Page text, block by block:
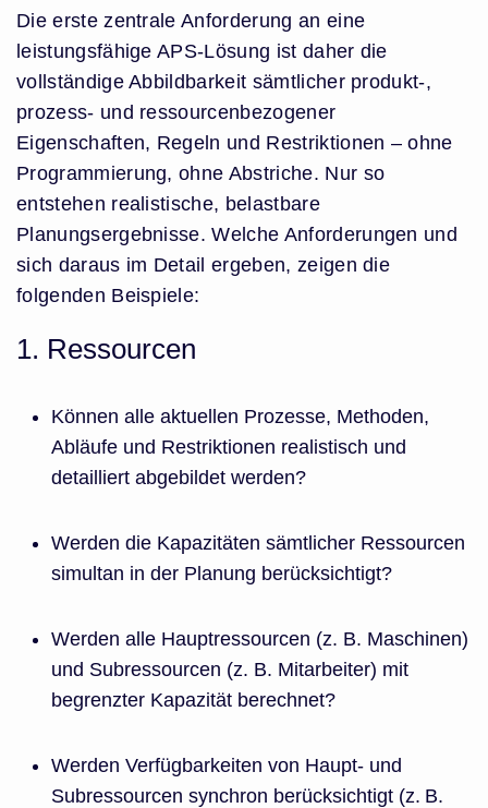
Die erste zentrale Anforderung an eine
leistungsfähige APS-Lösung ist daher die
vollständige Abbildbarkeit sämtlicher produkt-,
prozess- und ressourcenbezogener
Eigenschaften, Regeln und Restriktionen – ohne
Programmierung, ohne Abstriche. Nur so
entstehen realistische, belastbare
Planungsergebnisse. Welche Anforderungen und
sich daraus im Detail ergeben, zeigen die
folgenden Beispiele:
1. Ressourcen
Können alle aktuellen Prozesse, Methoden,
Abläufe und Restriktionen realistisch und
detailliert abgebildet werden?
Werden die Kapazitäten sämtlicher Ressourcen
simultan in der Planung berücksichtigt?
Werden alle Hauptressourcen (z. B. Maschinen)
und Subressourcen (z. B. Mitarbeiter) mit
begrenzter Kapazität berechnet?
Werden Verfügbarkeiten von Haupt- und
Subressourcen synchron berücksichtigt (z. B.